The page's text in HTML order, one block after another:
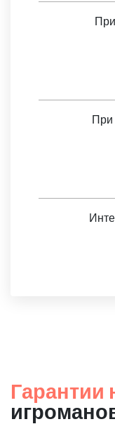
При
Гарантии